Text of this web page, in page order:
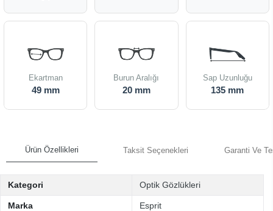
Ekartman
49 mm
Burun Aralığı
20 mm
Sap Uzunluğu
135 mm
Ürün Özellikleri Taksit Seçenekleri Garanti Ve
Kategori Optik Gözlükleri
Marka Esprit